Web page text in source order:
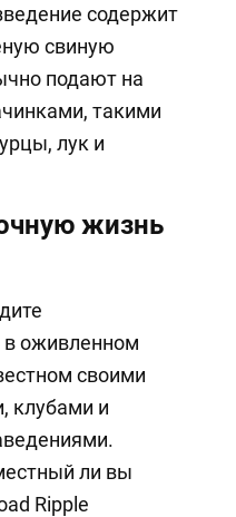
содержит
свиную
подают на
такими
лук и
жизнь
оживленном
своими
клубами и
ли вы
Ripple